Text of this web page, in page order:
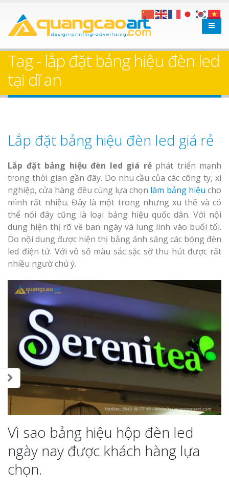
Tag - lắp đặt bảng hiệu đèn led
tại dĩ an
Lắp đặt bảng hiệu đèn led giá rẻ
Lắp đặt bảng hiệu đèn led giá rẻphát triển mạnh
trong thời gian gần đây. Do nhu cầu của các công ty, xí
nghiệp, cửa hàng đều cùng lựa chọn làm bảng hiệu cho
mình rất nhiều. Đây là một trong nhưng xu thế và có
thể nói đây cũng là loại bảng hiệu quốc dân. Với nội
dung hiện thị rõ về ban ngày và lung linh vào buổi tối.
Do nội dung được hiện thị bằng ánh sáng các bóng đèn
led điện tử. Với vô số màu sắc sặc sỡ thu hút được rất
nhiều ngườ chú ý.
Vì sao bảng hiệu hộp đèn led
ngày nay được khách hàng lựa
chọn.